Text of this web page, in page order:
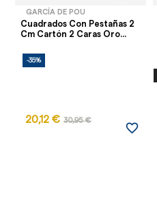
GARCÍA DE POU
Cuadrados Con Pestañas 2
Cm Cartón 2 Caras Oro...
-35%
20,12 € 30,95 €
favorite_border